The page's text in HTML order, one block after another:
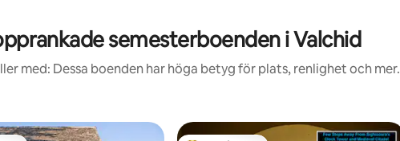
semesterboenden i Valchid
med: Dessa boenden har höga betyg för plats, renlighet och mer.